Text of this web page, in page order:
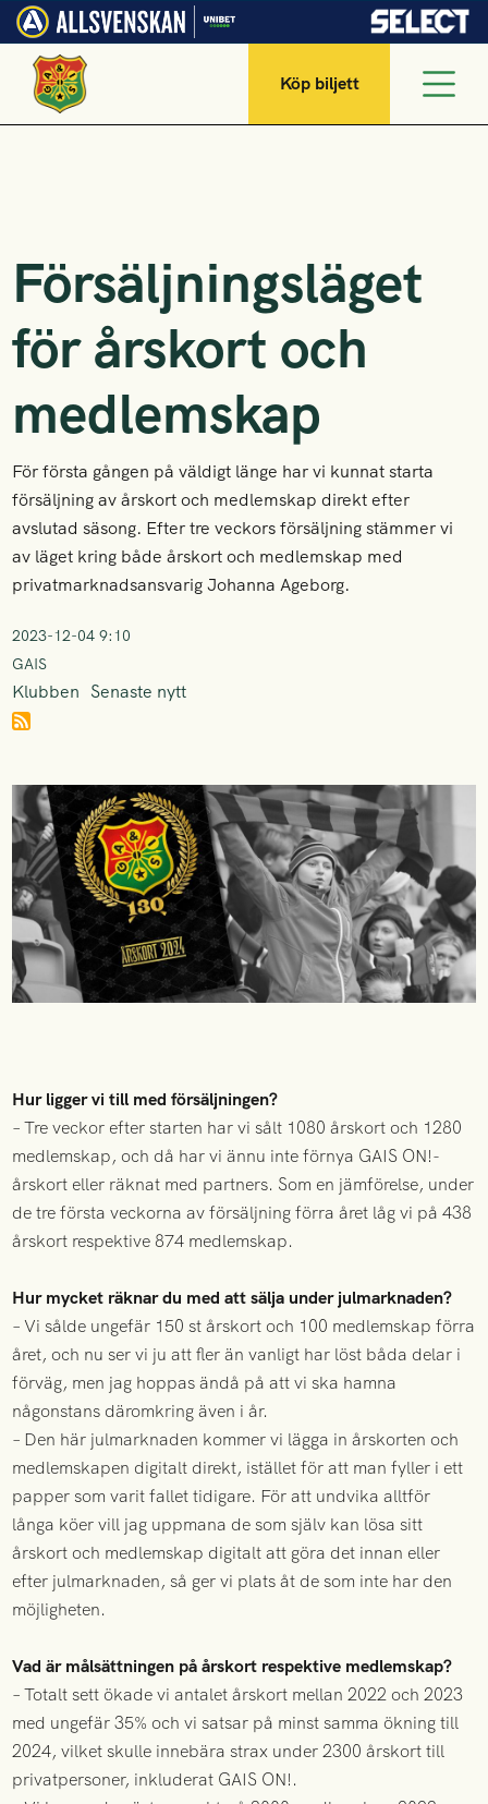
Köp biljett
Försäljningsläget
för årskort och
medlemskap
För första gången på väldigt länge har vi kunnat starta
försäljning av årskort och medlemskap direkt efter
avslutad säsong. Efter tre veckors försäljning stämmer vi
av läget kring både årskort och medlemskap med
privatmarknadsansvarig Johanna Ageborg.
2023-12-04 9:10
GAIS
Klubben Senaste nytt
Hur ligger vi till med försäljningen?
– Tre veckor efter starten har vi sålt 1080 årskort och 1280
medlemskap, och då har vi ännu inte förnya GAIS ON!-
årskort eller räknat med partners. Som en jämförelse, under
de tre första veckorna av försäljning förra året låg vi på 438
årskort respektive 874 medlemskap.
Hur mycket räknar du med att sälja under julmarknaden?
– Vi sålde ungefär 150 st årskort och 100 medlemskap förra
året, och nu ser vi ju att fler än vanligt har löst båda delar i
förväg, men jag hoppas ändå på att vi ska hamna
någonstans däromkring även i år.
– Den här julmarknaden kommer vi lägga in årskorten och
medlemskapen digitalt direkt, istället för att man fyller i ett
papper som varit fallet tidigare. För att undvika alltför
långa köer vill jag uppmana de som själv kan lösa sitt
årskort och medlemskap digitalt att göra det innan eller
efter julmarknaden, så ger vi plats åt de som inte har den
möjligheten.
Vad är målsättningen på årskort respektive medlemskap?
– Totalt sett ökade vi antalet årskort mellan 2022 och 2023
med ungefär 35% och vi satsar på minst samma ökning till
2024, vilket skulle innebära strax under 2300 årskort till
privatpersoner, inkluderat GAIS ON!.